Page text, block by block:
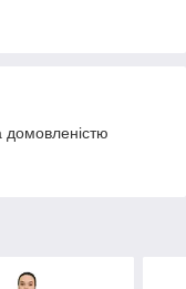
домовленістю